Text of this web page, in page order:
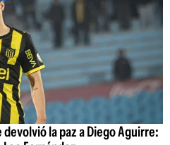
la paz a Diego Aguirre: